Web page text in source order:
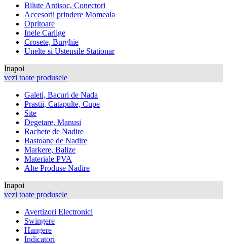
Bilute Antisoc, Conectori
Accesorii prindere Momeala
Opritoare
Inele Carlige
Crosete, Burghie
Unelte si Ustensile Stationar
Inapoi
vezi toate produsele
Galeti, Bacuri de Nada
Prastii, Catapulte, Cupe
Site
Degetare, Manusi
Rachete de Nadire
Bastoane de Nadire
Markere, Balize
Materiale PVA
Alte Produse Nadire
Inapoi
vezi toate produsele
Avertizori Electronici
Swingere
Hangere
Indicatori